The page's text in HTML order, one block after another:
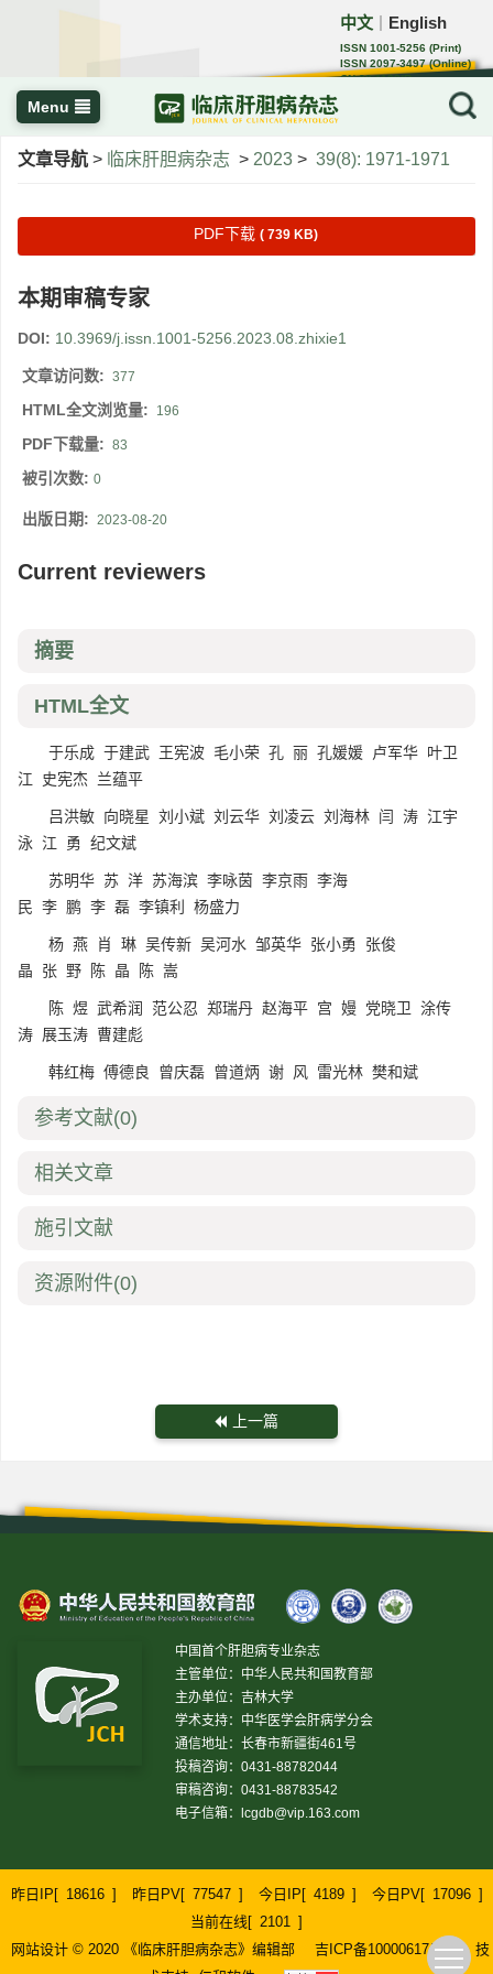
中文 English
ISSN 1001-5256 (Print)
ISSN 2097-3497 (Online)
CN 22-1108/R
Menu
文章导航 > 临床肝胆病杂志 > 2023 > 39(8): 1971-1971
PDF下载 ( 739 KB)
本期审稿专家
DOI: 10.3969/j.issn.1001-5256.2023.08.zhixie1
文章访问数: 377
HTML全文浏览量: 196
PDF下载量: 83
被引次数: 0
出版日期: 2023-08-20
Current reviewers
摘要
HTML全文
于乐成 于建武 王宪波 毛小荣 孔 丽 孔媛媛 卢军华 叶卫
江 史宪杰 兰蕴平
吕洪敏 向晓星 刘小斌 刘云华 刘凌云 刘海林 闫 涛 江宇
泳 江 勇 纪文斌
苏明华 苏 洋 苏海滨 李咏茵 李京雨 李海
民 李 鹏 李 磊 李镇利 杨盛力
杨 燕 肖 琳 吴传新 吴河水 邹英华 张小勇 张俊
晶 张 野 陈 晶 陈 嵩
陈 煜 武希润 范公忍 郑瑞丹 赵海平 宫 嫚 党晓卫 涂传
涛 展玉涛 曹建彪
韩红梅 傅德良 曾庆磊 曾道炳 谢 风 雷光林 樊和斌
参考文献(0)
相关文章
施引文献
资源附件(0)
上一篇
中国首个肝胆病专业杂志
主管单位：中华人民共和国教育部
主办单位：吉林大学
学术支持：中华医学会肝病学分会
通信地址：长春市新疆街461号
投稿咨询：0431-88782044
审稿咨询：0431-88783542
电子信箱：
lcgdb@vip.163.com
昨日IP[ 18616 ] 昨日PV[ 77547 ] 今日IP[ 4189 ] 今日PV[ 17096 ]
当前在线[ 2101 ]
网站设计 © 2020 《临床肝胆病杂志》编辑部
吉ICP备10000617号-1
技